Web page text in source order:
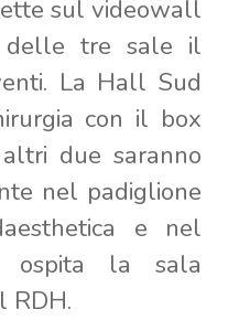
sul videowall
delle tre sale il
La Hall Sud
con il box
due saranno
nel padiglione
e nel
ospita la sala
RDH.